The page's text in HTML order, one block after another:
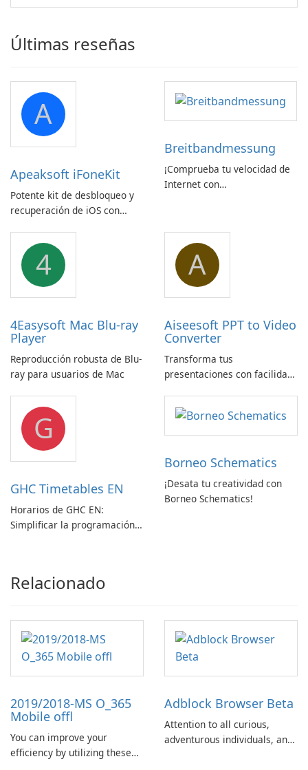
Últimas reseñas
A
Apeaksoft iFoneKit
Potente kit de desbloqueo y
recuperación de iOS con
dispositivos
Breitbandmessung
¡Comprueba tu velocidad de
Internet con
4
4Easysoft Mac Blu-ray
Player
Reproducción robusta de Blu-
ray para usuarios de Mac
A
Aiseesoft PPT to Video
Converter
Transforma tus
presentaciones con facilidad
Convertidor de Vídeo
G
GHC Timetables EN
Horarios de GHC EN:
Simplificar la programación
Borneo Schematics
¡Desata tu creatividad con
Borneo Schematics!
Relacionado
2019/2018-MS O_365
Mobile offl
You can improve your
efficiency by utilizing these
Adblock Browser Beta
Attention to all curious,
adventurous individuals, and